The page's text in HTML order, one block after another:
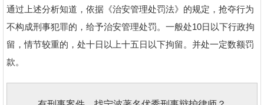
通过上述分析知道，依据《治安管理处罚法》的规定，抢夺行为
不构成刑事犯罪的，给予治安管理处罚。一般处10日以下行政拘
留，情节较重的，处十日以上十五日以下拘留。并处一定数额罚
款。